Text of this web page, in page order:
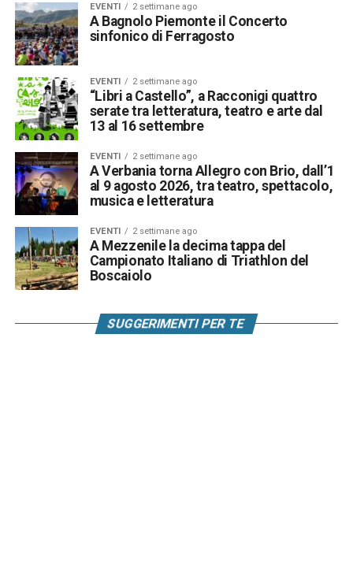
EVENTI 2 settimane ago
A Bagnolo Piemonte il Concerto
sinfonico di Ferragosto
EVENTI 2 settimane ago
“Libri a Castello”, a Racconigi quattro
serate tra letteratura, teatro e arte dal
13 al 16 settembre
EVENTI 2 settimane ago
A Verbania torna Allegro con Brio, dall’1
al 9 agosto 2026, tra teatro, spettacolo,
musica e letteratura
EVENTI 2 settimane ago
A Mezzenile la decima tappa del
Campionato Italiano di Triathlon del
Boscaiolo
SUGGERIMENTI PER TE